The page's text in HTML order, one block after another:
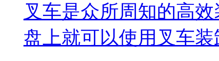
叉车是众所周知的高
盘上就可以使用叉车装